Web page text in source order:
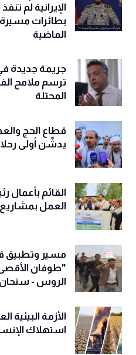
الإيرانية لم
بطائرات مسيرة
الماضية
جريمة جديدة
ترسم ملامح
المحتلة
قطاع الحج
يدشّن أولى
القائم بأعمال
العمل بمشاريع
مسير وتطبيق
"طوفان
الروس - سنحان
الأزمة البيئية
استهلاك